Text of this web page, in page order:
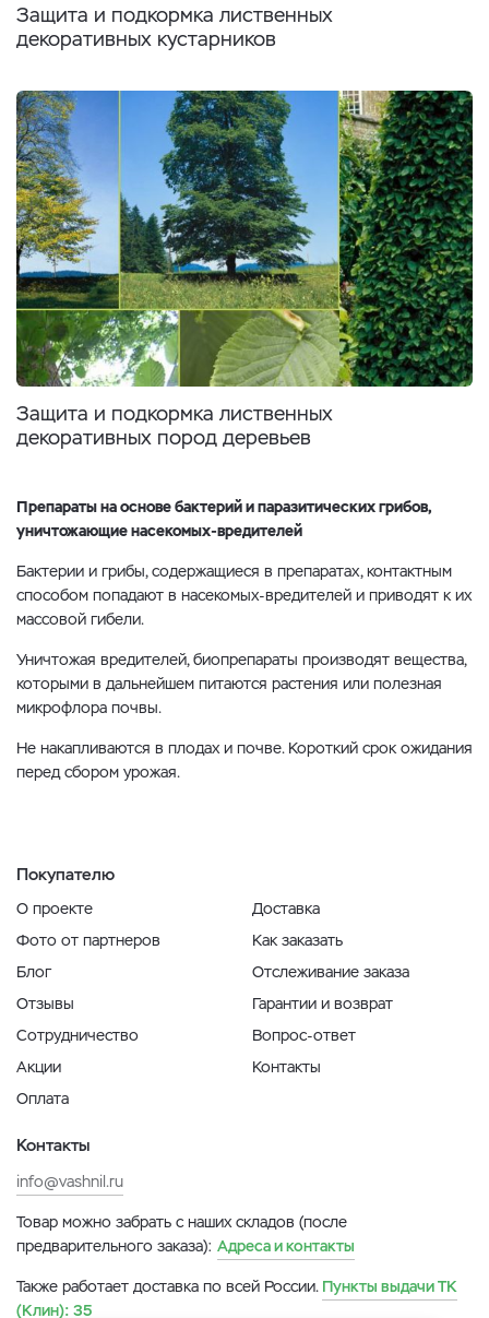
Защита и подкормка лиственных
декоративных кустарников
Защита и подкормка лиственных
декоративных пород деревьев
Препараты на основе бактерий и паразитических грибов,
уничтожающие насекомых-вредителей
Бактерии и грибы, содержащиеся в препаратах, контактным
способом попадают в насекомых-вредителей и приводят к их
массовой гибели.
Уничтожая вредителей, биопрепараты производят вещества,
которыми в дальнейшем питаются растения или полезная
микрофлора почвы.
Не накапливаются в плодах и почве. Короткий срок ожидания
перед сбором урожая.
Покупателю
О проекте
Фото от партнеров
Блог
Отзывы
Сотрудничество
Акции
Оплата
Доставка
Как заказать
Отслеживание заказа
Гарантии и возврат
Вопрос-ответ
Контакты
Контакты
info@vashnil.ru
Товар можно забрать с наших складов (после
предварительного заказа): Адреса и контакты
Также работает доставка по всей России. Пункты выдачи ТК
(Клин): 35